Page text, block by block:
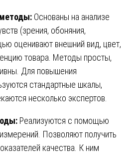
Основаны на анализе
(зрения, обоняния,
оценивают внешний вид, цвет,
товара. Методы просты,
Для повышения
стандартные шкалы,
несколько экспертов.
Реализуются с помощью
Позволяют получить
качества. К ним